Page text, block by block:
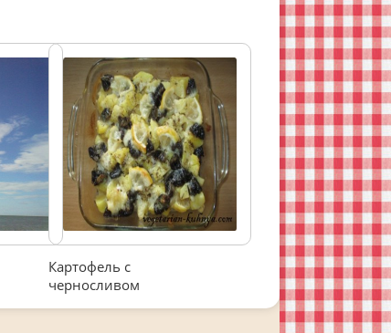
Картофель с
черносливом